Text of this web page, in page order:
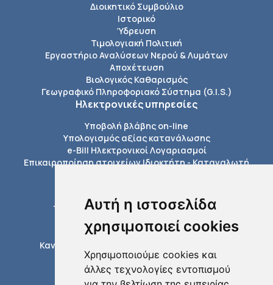
Αυτή η ιστοσελίδα
χρησιμοποιεί cookies
Χρησιμοποιούμε cookies και
άλλες τεχνολογίες εντοπισμού
Διοικητικό Συμβούλιο
Ιστορικό
Ύδρευση
Τιμολογιακή Πολιτική
Εργαστήριο Αναλύσεων Νερού & Λυμάτων
Αποχέτευση
Βιολογικός Καθαρισμός
Γεωγραφικό Πληροφοριακό Σύστημα (G.I.S.)
Ηλεκτρονικές υπηρεσίες
Υποβολή βλάβης on-line
Υπολογισμός αξίας κατανάλωσης
e-Bill Ηλεκτρονικοί Λογαριασμοί
Επικαιροποίηση στοιχείων Ιδιοκτήτη - Καταναλωτή
Εξόφληση Λογαριασμών
Τέλη σύνδεσης με το δίκτυο της ΔΕΥΑΤ
Διαδικασίες ύδρευσης
Διαδικασίες αποχέτευσης
Κανονισμοί δικτύων ύδρευσης αποχέτευσης
Έντυπα / Αιτήσεις
Τηλεφωνικός κατάλογος